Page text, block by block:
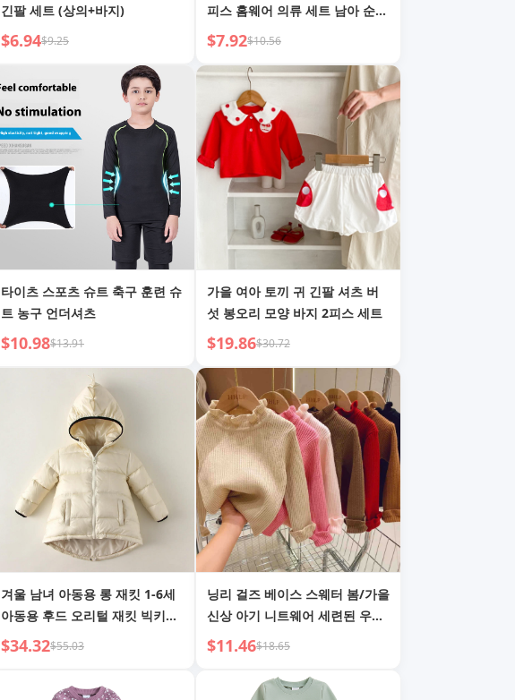
긴팔 세트 (상의+바지)
$6.94$9.25
피스 홈웨어 의류 세트 남아 순면
여아 3/4 소매 에어컨 의류
$7.92$10.56
타이츠 스포츠 슈트 축구 훈련 슈
트 농구 언더셔츠
$10.98$13.91
가을 여아 토끼 귀 긴팔 셔츠 버
섯 봉오리 모양 바지 2피스 세트
$19.86$30.72
겨울 남녀 아동용 롱 재킷 1-6세
아동용 후드 오리털 재킷 빅키즈
방한 아우터
$34.32$55.03
닝리 걸즈 베이스 스웨터 봄/가을
신상 아기 니트웨어 세련된 우드
이어 칼라 미들넥 코리안 스타일
아동 탑
$11.46$18.65